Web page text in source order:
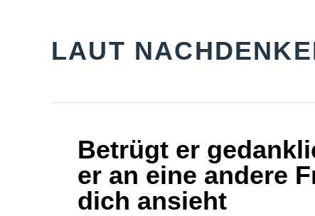
LAUT
Betrügt er
er an eine andere
dich ansieht